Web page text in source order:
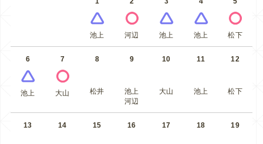
池上 河辺 池上 池上 松下
6
池上
7
大山
8
松井
9
池上
河辺
10
大山
11
池上
12
松下
13 14 15 16 17 18 19